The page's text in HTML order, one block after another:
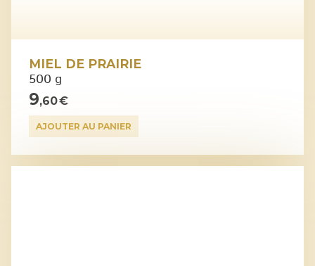
MIEL DE PRAIRIE
500 g
9,60 €
AJOUTER AU PANIER